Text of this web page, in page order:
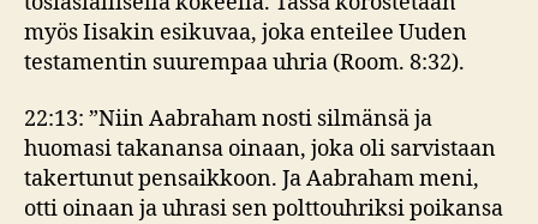
myös Iisakin esikuvaa, joka enteilee Uuden
testamentin suurempaa uhria (Room. 8:32).
22:13: ”Niin Aabraham nosti silmänsä ja
huomasi takanansa oinaan, joka oli sarvistaan
takertunut pensaikkoon. Ja Aabraham meni,
otti oinaan ja uhrasi sen polttouhriksi poikansa